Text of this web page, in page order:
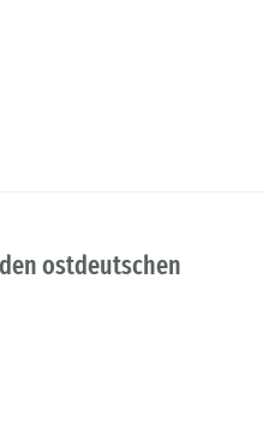
ostdeutschen